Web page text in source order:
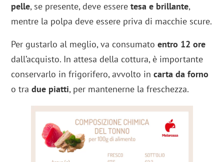
pelle, se presente, deve esseretesa e brillante,
mentre la polpa deve essere priva di macchie scure.
Per gustarlo al meglio, va consumatoentro 12 ore
dall’acquisto. In attesa della cottura, è importante
conservarlo in frigorifero, avvolto incarta da forno
o tradue piatti, per mantenerne la freschezza.